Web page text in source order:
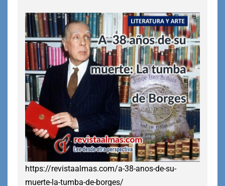
https://revistaalmas.com/a-38-anos-de-su-
muerte-la-tumba-de-borges/